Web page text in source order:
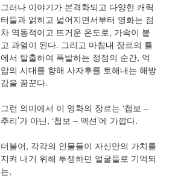
그러나 이야기가 본격화되고 다양한 캐릭
터들과 얽히고 넓어지면서부터 영화는 점
차 역동적이고 뜨거운 온도로, 가속이 붙
고 과열이 된다. 그리고 마침내 장르의 틀
에서 탈출하여 폭발하는 정점의 순간, 억
압의 시대를 향해 사자후를 토해내는 해방
감을 꿈꾼다.
그런 의미에서 이 영화의 장르는 ‘첩보 –
추리’가 아닌, ‘첩보 – 액션’에 가깝다.
더불어, 각각의 인물들이 자신만의 가치를
지켜 내기 위해 투쟁하던 얼굴들로 기억되
는,